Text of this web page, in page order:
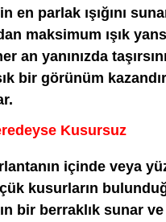
en parlak ışığını
maksimum ışık
her an yanınızda
bir görünüm
Kusursuz
içinde veya
kusurların
bir berraklık sunar